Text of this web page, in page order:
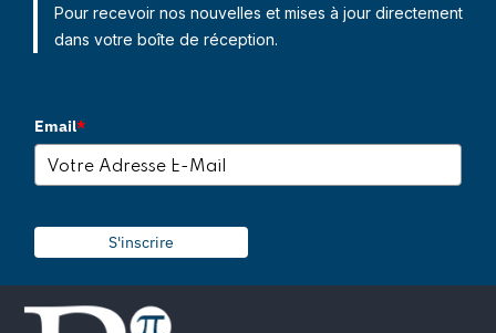
Pour recevoir nos nouvelles et mises à jour directement
dans votre boîte de réception.
Email*
S'inscrire